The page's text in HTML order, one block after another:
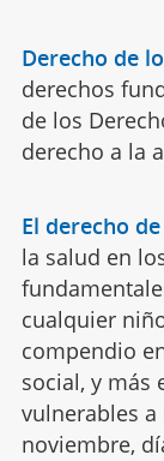
Derecho de
derechos
de los
derecho a la
El derecho
la salud en
cualquier
compendio
social, y más
vulnerables a
noviembre,